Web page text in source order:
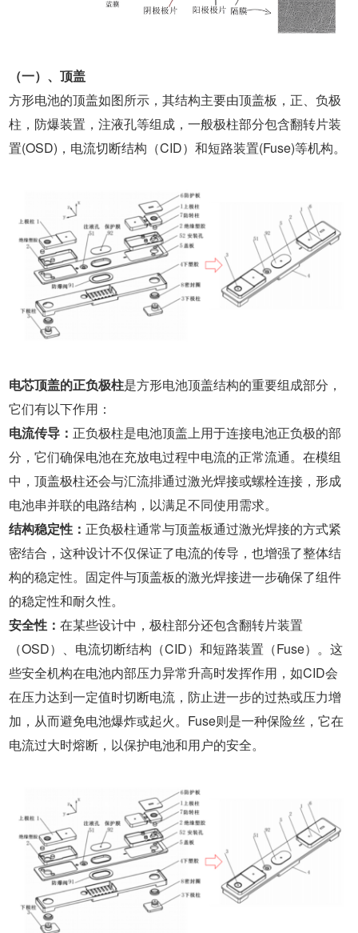
（一）、顶盖
方形电池的顶盖如图所示，其结构主要由顶盖板，正、负极
柱，防爆装置，注液孔等组成，一般极柱部分包含翻转片装
置(OSD)，电流切断结构（CID）和短路装置(Fuse)等机构。
电芯顶盖的正负极柱是方形电池顶盖结构的重要组成部分，
它们有以下作用：
电流传导： 正负极柱是电池顶盖上用于连接电池正负极的部
分，它们确保电池在充放电过程中电流的正常流通。在模组
中，顶盖极柱还会与汇流排通过激光焊接或螺栓连接，形成
电池串并联的电路结构，以满足不同使用需求。
结构稳定性： 正负极柱通常与顶盖板通过激光焊接的方式紧
密结合，这种设计不仅保证了电流的传导，也增强了整体结
构的稳定性。固定件与顶盖板的激光焊接进一步确保了组件
的稳定性和耐久性。
安全性：在某些设计中，极柱部分还包含翻转片装置
（OSD）、电流切断结构（CID）和短路装置（Fuse）。这
些安全机构在电池内部压力异常升高时发挥作用，如CID会
在压力达到一定值时切断电流，防止进一步的过热或压力增
加，从而避免电池爆炸或起火。Fuse则是一种保险丝，它在
电流过大时熔断，以保护电池和用户的安全。